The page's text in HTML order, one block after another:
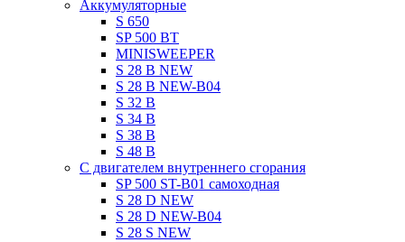
Aккумуляторные
S 650
SP 500 BT
MINISWEEPER
S 28 B NEW
S 28 B NEW-B04
S 32 B
S 34 B
S 38 B
S 48 B
C двигателем внутреннего сгорания
SP 500 ST-B01 самоходная
S 28 D NEW
S 28 D NEW-B04
S 28 S NEW